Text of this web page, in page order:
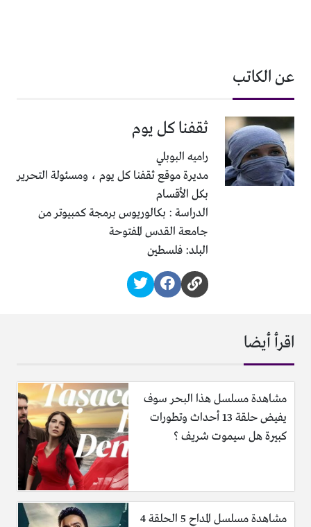
عن الكاتب
ثقفنا كل يوم
راميه البوبلي
مديرة موقع ثقفنا كل يوم ، ومسئولة التحرير
بكل الأقسام
الدراسة : بكالوريوس برمجة كمبيوتر من
جامعة القدس المفتوحة
البلد: فلسطين
اقرأ أيضا
مشاهدة مسلسل هذا البحر سوف
يفيض حلقة 13 أحداث وتطورات
كبيرة هل سيموت شريف ؟
مشاهدة مسلسل المداح 5 الحلقة 4